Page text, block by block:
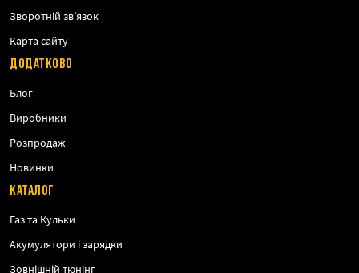
Зворотній зв’язок
Карта сайту
ДОДАТКОВО
Блог
Виробники
Розпродаж
Новинки
КАТАЛОГ
Газ та Кульки
Акумулятори і зарядки
Зовнішній тюнінг